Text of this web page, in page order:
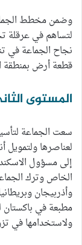
وضمن مخطط
لتساهم في عرقلة
قطعة أرض بمنطقة
المستوى
سعت الجماعة
إلى مسؤول
الخاص وترك
وأذربيجان
مطبعة في باكستان
ولاستخدامها في